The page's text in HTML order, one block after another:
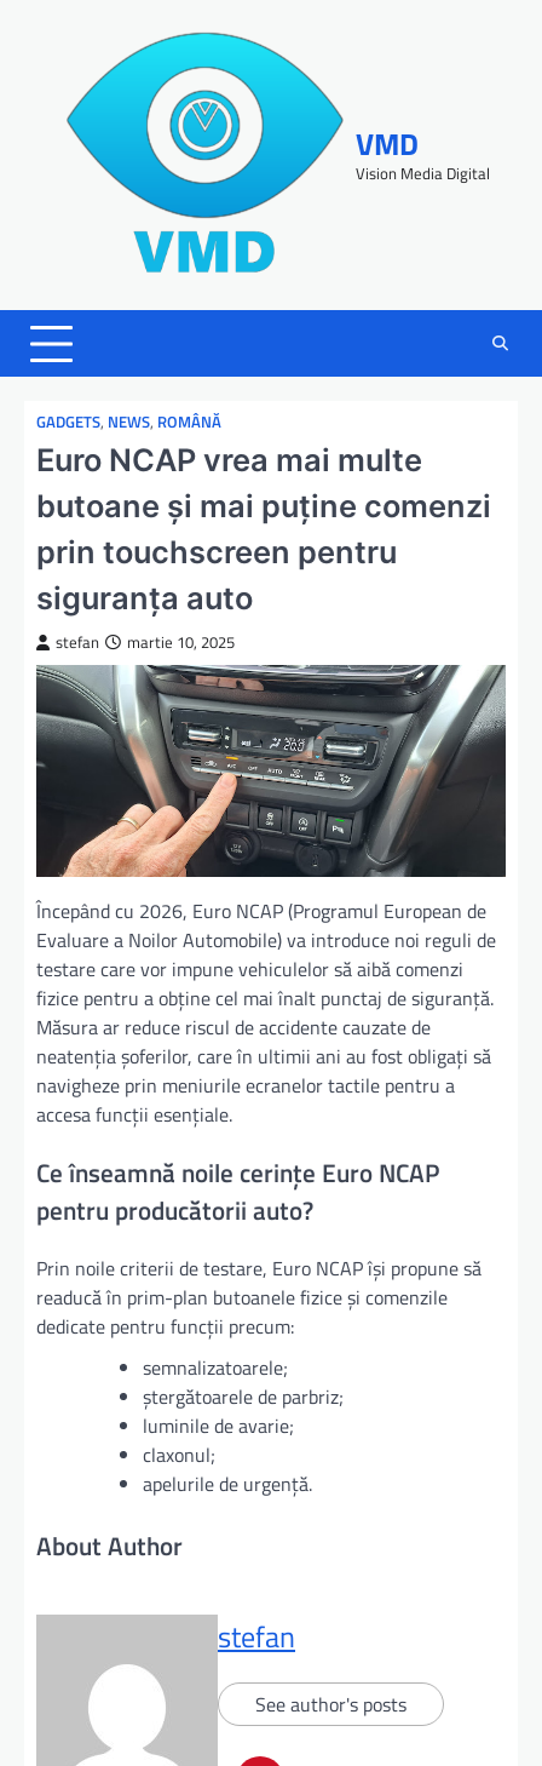
VMD
Vision Media Digital
GADGETS, NEWS, ROMÂNĂ
Euro NCAP vrea mai multe
butoane și mai puține comenzi
prin touchscreen pentru
siguranța auto
stefan martie 10, 2025
Începând cu 2026, Euro NCAP (Programul European de
Evaluare a Noilor Automobile) va introduce noi reguli de
testare care vor impune vehiculelor să aibă comenzi
fizice pentru a obține cel mai înalt punctaj de siguranță.
Măsura ar reduce riscul de accidente cauzate de
neatenția șoferilor, care în ultimii ani au fost obligați să
navigheze prin meniurile ecranelor tactile pentru a
accesa funcții esențiale.
Ce înseamnă noile cerințe Euro NCAP
pentru producătorii auto?
Prin noile criterii de testare, Euro NCAP își propune să
readucă în prim-plan butoanele fizice și comenzile
dedicate pentru funcții precum:
semnalizatoarele;
ștergătoarele de parbriz;
luminile de avarie;
claxonul;
apelurile de urgență.
About Author
stefan
See author's posts